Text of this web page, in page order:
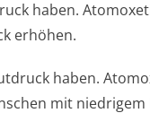
haben.
erhöhen.
haben.
mit